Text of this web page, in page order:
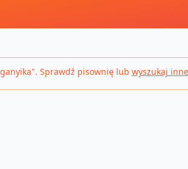
". Sprawdź pisownię lub wyszukaj